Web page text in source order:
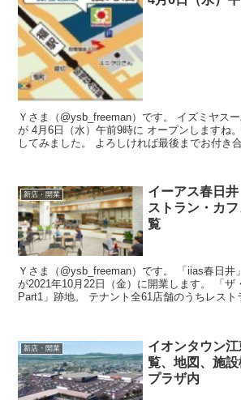
Ｙさま（@ysb_freeman）です。 イズミヤスーパーセンター福町店
が 4月6日（水）午前9時に オープンしますね。 いろいろ情報を収集
してみました。 よろしければ最後までお付き合い下さい。 イズミ
新店・開業
イーアス春日
ストラン・カ
覧
Ｙさま（@ysb_freeman）です。 「iias春日井」（イーアス春日井）
が2021年10月22日（金）に開業します。 「ザ・モール春日井店
Part1」跡地。 テナント全61店舗のうち
新店・開業
イオンタウン
覧、地図、施
プラザ内